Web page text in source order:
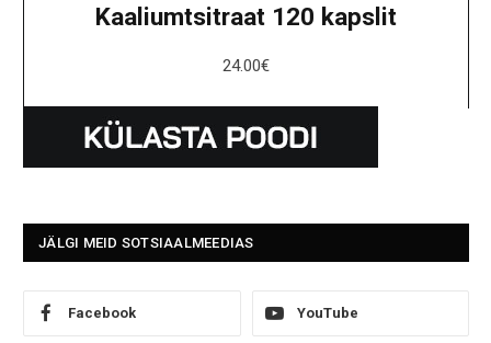
Kaaliumtsitraat 120 kapslit
24.00€
JÄLGI MEID SOTSIAALMEEDIAS
Facebook YouTube